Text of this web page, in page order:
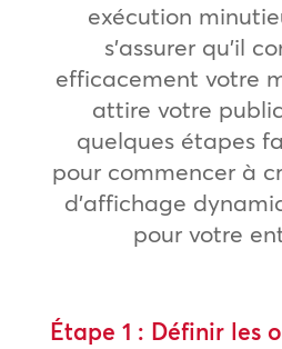
exécution
s’assurer qu’il
efficacement votre
attire votre
quelques étapes
pour commencer à
d’affichage
pour votre
Étape 1 : Définir les